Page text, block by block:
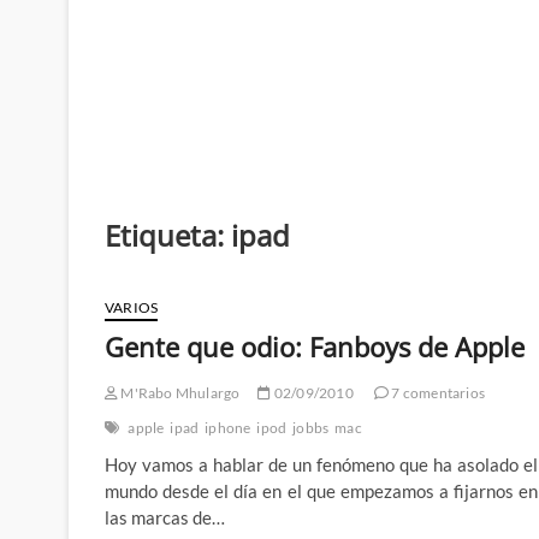
Etiqueta: ipad
VARIOS
Gente que odio: Fanboys de Apple
M'Rabo Mhulargo 02/09/2010
7 comentarios
apple ipad iphone ipod jobbs mac
Hoy vamos a hablar de un fenómeno que ha asolado el
mundo desde el día en el que empezamos a fijarnos en
las marcas de…